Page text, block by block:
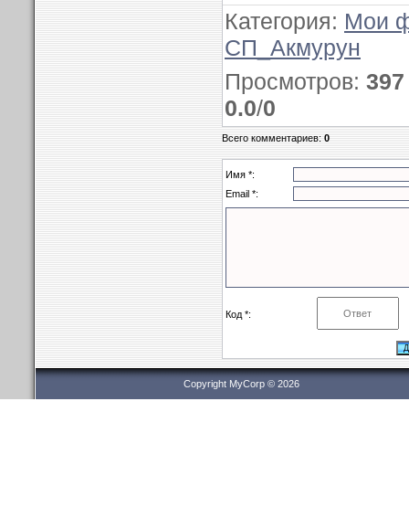
Категория: Мои
СП_Акмурун
Просмотров: 397
0.0/0
Всего комментариев:0
Имя *:
Email *:
Код *:
Copyright MyCorp © 2026